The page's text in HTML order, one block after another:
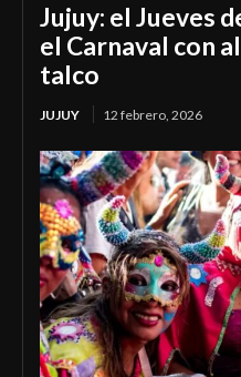
Jujuy: el Jueves
el Carnaval con
talco
JUJUY 12 febrero, 2026